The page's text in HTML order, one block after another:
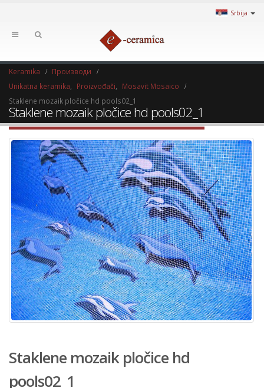
Srbija
Keramika
Производи
Unikatna keramika
Proizvođači
Mosavit Mosaico
Staklene mozaik pločice hd pools02_1
Staklene mozaik pločice hd pools02_1
Staklene mozaik pločice hd
pools02_1